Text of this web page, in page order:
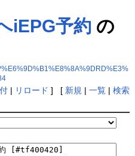
iEPG予約 の
| リロード ] [ 新規 | 一覧| 検索